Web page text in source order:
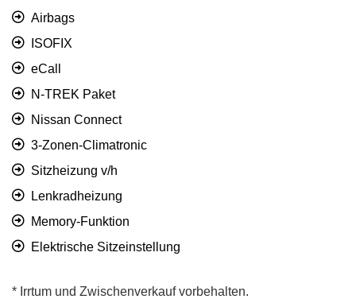
Airbags
ISOFIX
eCall
N-TREK Paket
Nissan Connect
3-Zonen-Climatronic
Sitzheizung v/h
Lenkradheizung
Memory-Funktion
Elektrische Sitzeinstellung
* Irrtum und Zwischenverkauf vorbehalten.